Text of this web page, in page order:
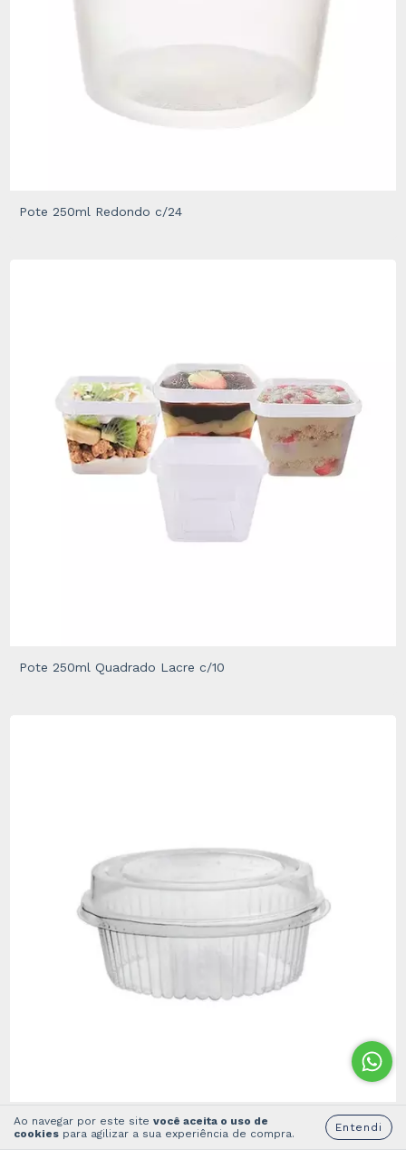
Ao navegar por este site você aceita o uso de
cookies para agilizar a sua experiência de compra. Entendi
Pote 250ml Redondo c/24
Pote 250ml Quadrado Lacre c/10
Pote 120ml G645 Mini Doce Redondo c/10